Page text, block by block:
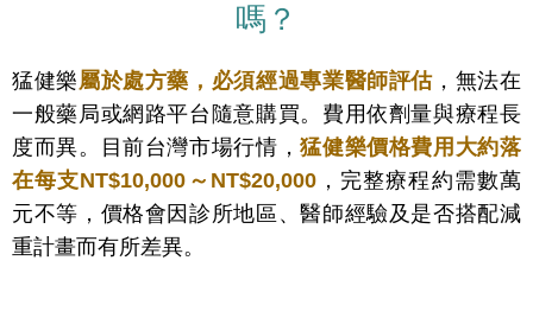
嗎？
猛健樂屬於處方藥，必須經過專業醫師評估 ，無法在
一般藥局或網路平台隨意購買。費用依劑量與療程長
度而異。目前台灣市場行情，猛健樂價格費用大約落
在每支NT$10,000～NT$20,000，完整療程約需數萬
元不等，價格會因診所地區、醫師經驗及是否搭配減
重計畫而有所差異。